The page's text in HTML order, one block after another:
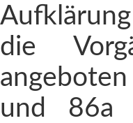
die
und 86a